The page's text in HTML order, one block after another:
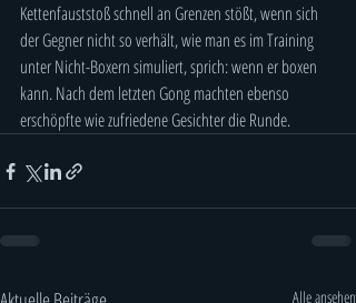
Kettenfauststoß schnell an Grenzen stößt, wenn sich
der Gegner nicht so verhält, wie man es im Training
unter Nicht-Boxern simuliert, sprich: wenn er boxen
kann. Nach dem letzten Gong machten ebenso
erschöpfte wie zufriedene Gesichter die Runde.
Alle ansehen